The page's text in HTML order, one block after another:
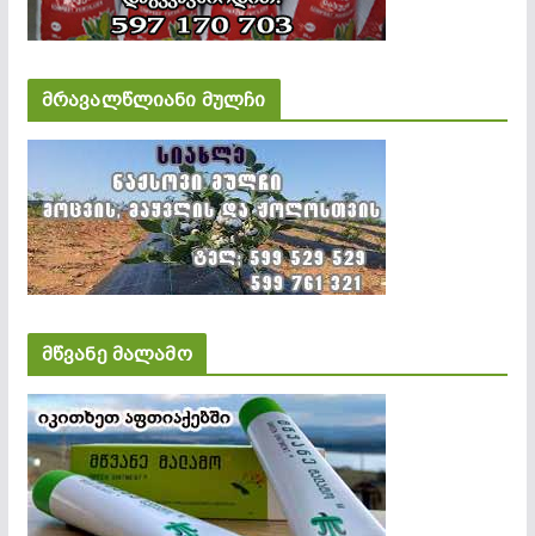
მრავალწლიანი მულჩი
მწვანე მალამო